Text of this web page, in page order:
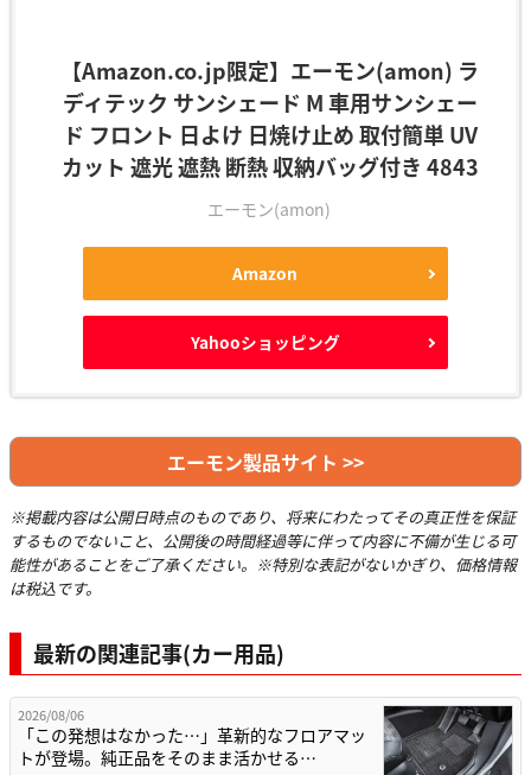
【Amazon.co.jp限定】エーモン(amon) ラ
ディテック サンシェード M 車用サンシェー
ド フロント 日よけ 日焼け止め 取付簡単 UV
カット 遮光 遮熱 断熱 収納バッグ付き 4843
エーモン(amon)
Amazon
Yahooショッピング
エーモン製品サイト >>
※掲載内容は公開日時点のものであり、将来にわたってその真正性を保証
するものでないこと、公開後の時間経過等に伴って内容に不備が生じる可
能性があることをご了承ください。※特別な表記がないかぎり、価格情報
は税込です。
最新の関連記事(カー用品)
2026/08/06
「この発想はなかった…」革新的なフロアマッ
トが登場。純正品をそのまま活かせる…